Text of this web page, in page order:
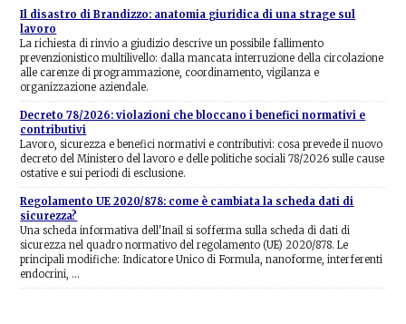
Il disastro di Brandizzo: anatomia giuridica di una strage sul
lavoro
La richiesta di rinvio a giudizio descrive un possibile fallimento
prevenzionistico multilivello: dalla mancata interruzione della circolazione
alle carenze di programmazione, coordinamento, vigilanza e
organizzazione aziendale.
Decreto 78/2026: violazioni che bloccano i benefici normativi e
contributivi
Lavoro, sicurezza e benefici normativi e contributivi: cosa prevede il nuovo
decreto del Ministero del lavoro e delle politiche sociali 78/2026 sulle cause
ostative e sui periodi di esclusione.
Regolamento UE 2020/878: come è cambiata la scheda dati di
sicurezza?
Una scheda informativa dell'Inail si sofferma sulla scheda di dati di
sicurezza nel quadro normativo del regolamento (UE) 2020/878. Le
principali modifiche: Indicatore Unico di Formula, nanoforme, interferenti
endocrini, …